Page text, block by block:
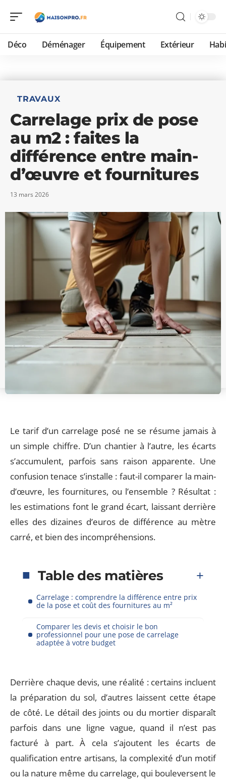
Déco Déménager Équipement Extérieur
TRAVAUX
Carrelage prix de pose
au m2 : faites la
différence entre main-
d’œuvre et fournitures
13 mars 2026
Le tarif d’un carrelage posé ne se résume jamais à
un simple chiffre. D’un chantier à l’autre, les écarts
s’accumulent, parfois sans raison apparente. Une
confusion tenace s’installe : faut-il comparer la main-
d’œuvre, les fournitures, ou l’ensemble ? Résultat :
les estimations font le grand écart, laissant derrière
elles des dizaines d’euros de différence au mètre
carré, et bien des incompréhensions.
Table des matières
Carrelage : comprendre la différence entre prix
de la pose et coût des fournitures au m²
Comparer les devis et choisir le bon
professionnel pour une pose de carrelage
adaptée à votre budget
Derrière chaque devis, une réalité : certains incluent
la préparation du sol, d’autres laissent cette étape
de côté. Le détail des joints ou du mortier disparaît
parfois dans une ligne vague, quand il n’est pas
facturé à part. À cela s’ajoutent les écarts de
qualification entre artisans, la complexité d’un motif
ou la nature même du carrelage, qui bouleversent le